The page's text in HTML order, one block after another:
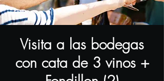
Visita a las bodegas
con cata de 3 vinos +